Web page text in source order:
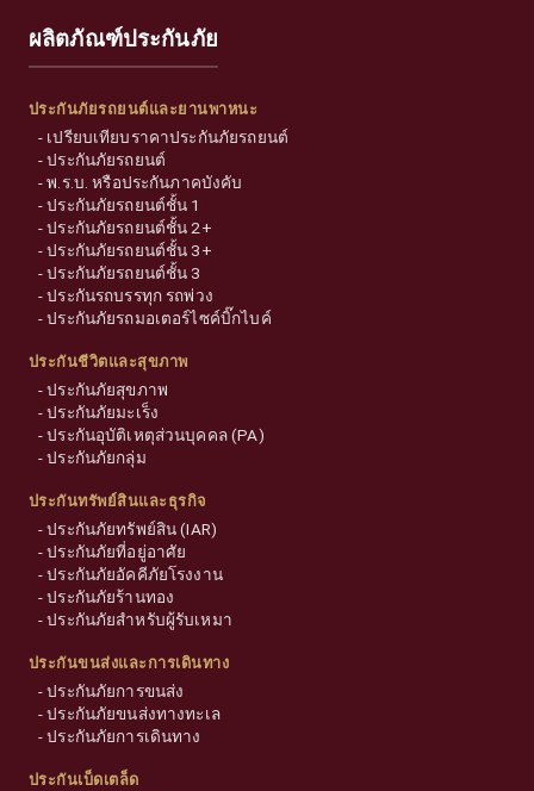
ผลิตภัณฑ์ประกันภัย
ประกันภัยรถยนต์และยานพาหนะ
- เปรียบเทียบราคาประกันภัยรถยนต์
-ประกันภัยรถยนต์
-พ.ร.บ. หรือประกันภาคบังคับ
-ประกันภัยรถยนต์ชั้น 1
-ประกันภัยรถยนต์ชั้น 2+
-ประกันภัยรถยนต์ชั้น 3+
-ประกันภัยรถยนต์ชั้น 3
-ประกันรถบรรทุก รถพ่วง
-ประกันภัยรถมอเตอร์ไซค์บิ๊กไบค์
ประกันชีวิตและสุขภาพ
-ประกันภัยสุขภาพ
-ประกันภัยมะเร็ง
-ประกันอุบัติเหตุส่วนบุคคล (PA)
-ประกันภัยกลุ่ม
ประกันทรัพย์สินและธุรกิจ
-ประกันภัยทรัพย์สิน (IAR)
-ประกันภัยที่อยู่อาศัย
-ประกันภัยอัคคีภัยโรงงาน
-ประกันภัยร้านทอง
-ประกันภัยสำหรับผู้รับเหมา
ประกันขนส่งและการเดินทาง
-ประกันภัยการขนส่ง
-ประกันภัยขนส่งทางทะเล
-ประกันภัยการเดินทาง
ประกันเบ็ดเตล็ด